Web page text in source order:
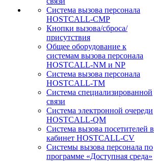
Cистема вызова персонала
HOSTCALL-CMP
Кнопки вызова/сброса/
присутствия
Общее оборудование к
системам вызова персонала
HOSTCALL-NM и NP
Система вызова персонала
HOSTCALL-TM
Система специализированной
связи
Система электронной очереди
HOSTCALL-QM
Cистема вызова посетителей в
кабинет HOSTCALL-CV
Системы вызова персонала по
программе «Доступная среда»